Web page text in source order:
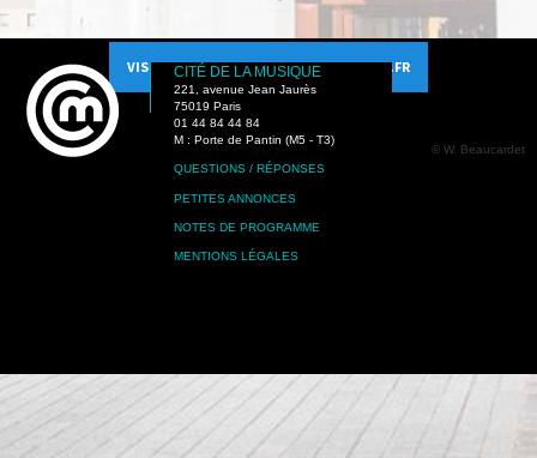
VISITER LE SITE PHILHARMONIEDEPARIS.FR
© W. Beaucardet
CITÉ DE LA MUSIQUE
221, avenue Jean Jaurès
75019 Paris
01 44 84 44 84
M : Porte de Pantin (M5 - T3)
QUESTIONS / RÉPONSES
PETITES ANNONCES
NOTES DE PROGRAMME
MENTIONS LÉGALES